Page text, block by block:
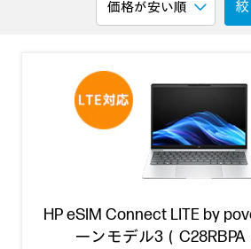
HP eSIM Connect LITE by
ーンモデル3（C28RBPA